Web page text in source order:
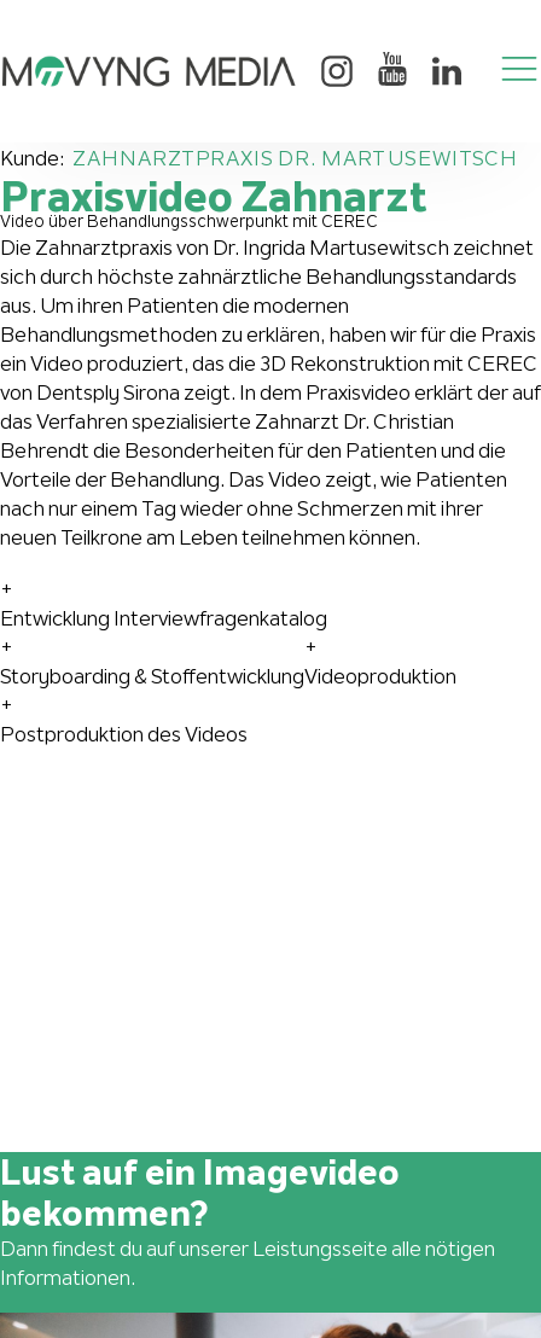
Kunde: ZAHNARZTPRAXIS DR. MARTUSEWITSCH
Praxisvideo Zahnarzt
Video über Behandlungsschwerpunkt mit CEREC
Die Zahnarztpraxis von Dr. Ingrida Martusewitsch zeichnet
sich durch höchste zahnärztliche Behandlungsstandards
aus. Um ihren Patienten die modernen
Behandlungsmethoden zu erklären, haben wir für die Praxis
ein Video produziert, das die 3D Rekonstruktion mit CEREC
von Dentsply Sirona zeigt. In dem Praxisvideo erklärt der auf
das Verfahren spezialisierte Zahnarzt Dr. Christian
Behrendt die Besonderheiten für den Patienten und die
Vorteile der Behandlung. Das Video zeigt, wie Patienten
nach nur einem Tag wieder ohne Schmerzen mit ihrer
neuen Teilkrone am Leben teilnehmen können.
+
Entwicklung Interviewfragenkatalog
+
Storyboarding & Stoffentwicklung
+
Videoproduktion
+
Postproduktion des Videos
Lust auf ein Imagevideo
bekommen?
Dann findest du auf unserer Leistungsseite alle nötigen
Informationen.